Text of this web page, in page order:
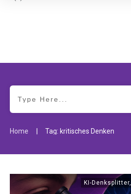
Home | Tag: kritisches Denken
KI-Denksplitter,